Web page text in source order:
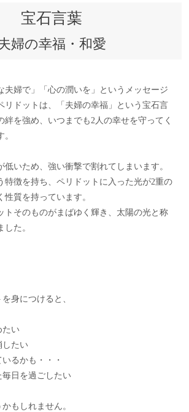
宝石言葉
婦の幸福・和愛
夫婦で」「心の潤いを」というメッセージ
リドットは、「夫婦の幸福」という宝石言
絆を強め、いつまでも2人の幸せを守ってく
低いため、強い衝撃で割れてしまいます。
特徴を持ち、ペリドットに入った光が2重の
質を持っています。
トそのものがまばゆく輝き、太陽の光と称
た。
身につけると、
い
たい
るかも・・・
日を過ごしたい
もしれません。